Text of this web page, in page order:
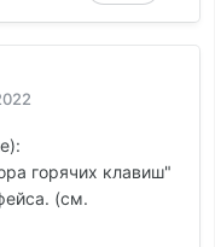
горячих клавиш"
(см.